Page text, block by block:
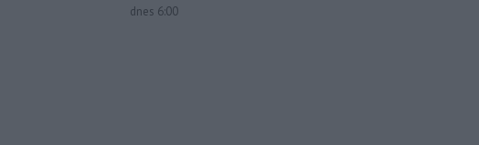
dnes 6:00